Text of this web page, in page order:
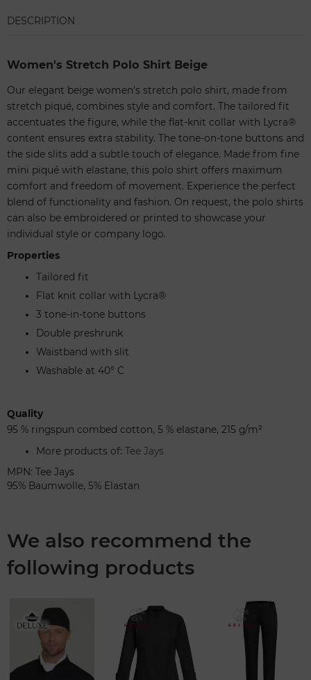
DESCRIPTION
Women's Stretch Polo Shirt Beige
Our elegant beige women's stretch polo shirt, made from
stretch piqué, combines style and comfort. The tailored fit
accentuates the figure, while the flat-knit collar with Lycra®
content ensures extra stability. The tone-on-tone buttons and
the side slits add a subtle touch of elegance. Made from fine
mini piqué with elastane, this polo shirt offers maximum
comfort and freedom of movement. Experience the perfect
blend of functionality and fashion. On request, the polo shirts
can also be embroidered or printed to showcase your
individual style or company logo.
Properties
Tailored fit
Flat knit collar with Lycra®
3 tone-in-tone buttons
Double preshrunk
Waistband with slit
Washable at 40° C
Quality
95 % ringspun combed cotton, 5 % elastane, 215 g/m²
More products of: Tee Jays
MPN: Tee Jays
95% Baumwolle, 5% Elastan
We also recommend the
following products